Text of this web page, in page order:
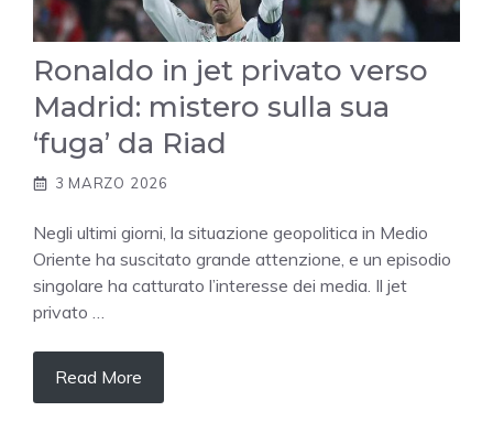
Ronaldo in jet privato verso
Madrid: mistero sulla sua
‘fuga’ da Riad
3 MARZO 2026
Negli ultimi giorni, la situazione geopolitica in Medio
Oriente ha suscitato grande attenzione, e un episodio
singolare ha catturato l’interesse dei media. Il jet
privato …
Read More